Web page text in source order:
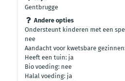
Gentbrugge
Andere opties
Ondersteunt kinderen met een
nee
Aandacht voor kwetsbare
Heeft een tuin: ja
Bio voeding: nee
Halal voeding: ja